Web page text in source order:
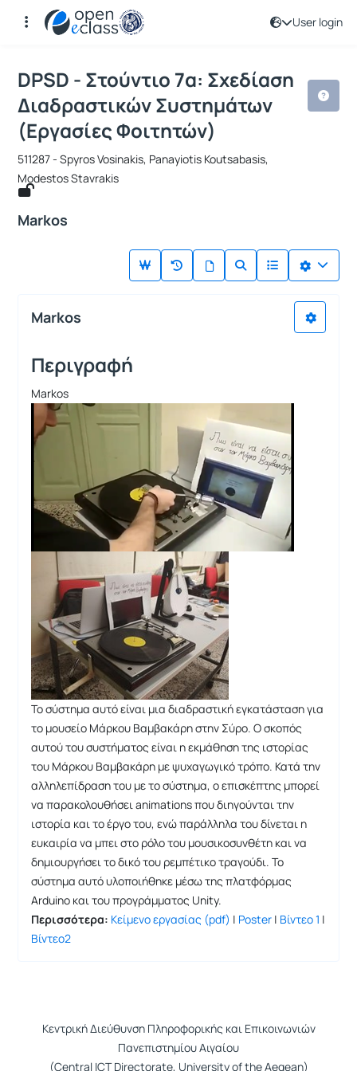
User login
Course : DPSD - Στούντιο 7α:
Course code : 511287
DPSD - Στούντιο 7α: Σχεδίαση
Διαδραστικών Συστημάτων
(Εργασίες Φοιτητών)
511287 - Spyros Vosinakis, Panayiotis Koutsabasis,
Modestos Stavrakis
Markos
Markos
Περιγραφή
Markos
Το σύστημα αυτό είναι μια διαδραστική εγκατάσταση για
το μουσείο Μάρκου Βαμβακάρη στην Σύρο. Ο σκοπός
αυτού του συστήματος είναι η εκμάθηση της ιστορίας
του Μάρκου Βαμβακάρη με ψυχαγωγικό τρόπο. Κατά την
αλληλεπίδραση του με το σύστημα, ο επισκέπτης μπορεί
να παρακολουθήσει animations που διηγούνται την
ιστορία και το έργο του, ενώ παράλληλα του δίνεται η
ευκαιρία να μπει στο ρόλο του μουσικοσυνθέτη και να
δημιουργήσει το δικό του ρεμπέτικο τραγούδι. Το
σύστημα αυτό υλοποιήθηκε μέσω της πλατφόρμας
Arduino και του προγράμματος Unity.
Περισσότερα: Κείμενο εργασίας (pdf) | Poster | Βίντεο 1 |
Βίντεο2
Κεντρική Διεύθυνση Πληροφορικής και Επικοινωνιών
Πανεπιστημίου Αιγαίου
(Central ICT Directorate, University of the Aegean)